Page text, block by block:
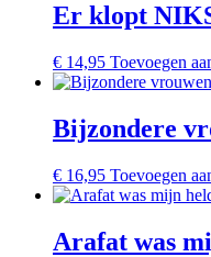
Er klopt
€ 14,95 Toevoegen
Bijzondere
€ 16,95 Toevoegen
Arafat was